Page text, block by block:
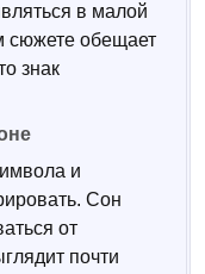
в малой
сюжете обещает
знак
и
Сон
от
почти